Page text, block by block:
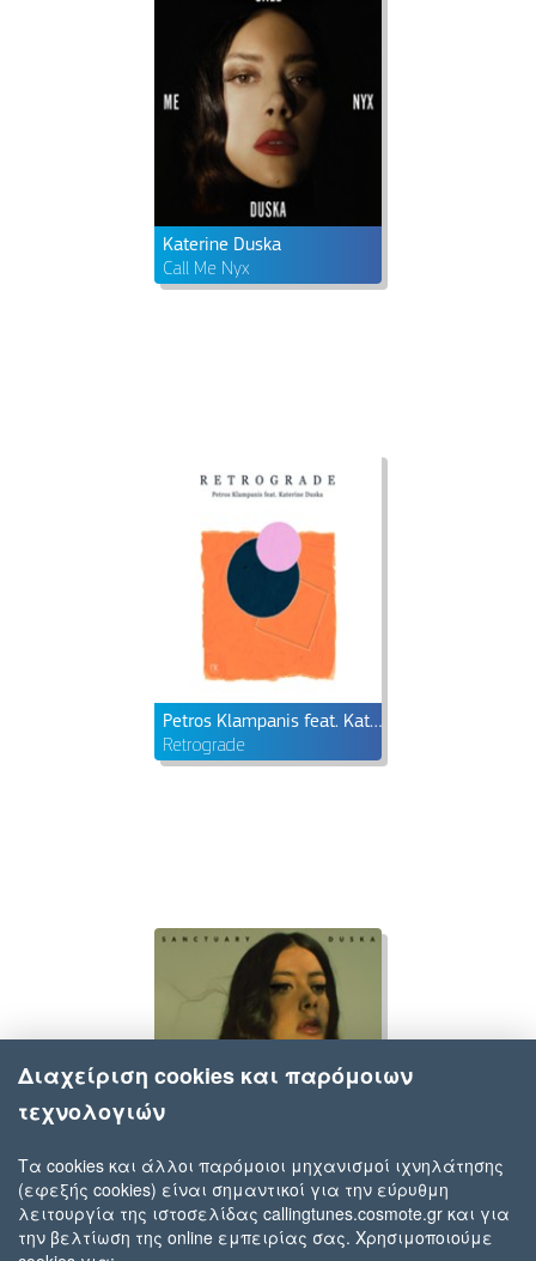
Katerine Duska
Call Me Nyx
Petros Klampanis feat. Katerine Duska
Retrograde
Katerine Duska
Sanctuary
Διαχείριση cookies και παρόμοιων
τεχνολογιών
Τα cookies και άλλοι παρόμοιοι μηχανισμοί ιχνηλάτησης
(εφεξής cookies) είναι σημαντικοί για την εύρυθμη
λειτουργία της ιστοσελίδας callingtunes.cosmote.gr και για
την βελτίωση της online εμπειρίας σας. Χρησιμοποιούμε